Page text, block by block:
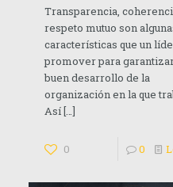
Transparencia,
respeto mutuo son
características que un
promover para
buen desarrollo de la
organización en la que
Así[…]
0 0